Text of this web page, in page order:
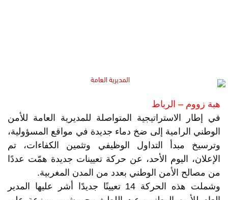
هبة زووم – الرباط
في إطار الاستراتيجية المتواصلة للمديرية العامة للأمن
الوطني الرامية إلى ضخ دماء جديدة في مواقع المسؤولية،
وترسيخ مبدأ التداول الوظيفي وتثمين الكفاءات، تم
الإعلان، اليوم الأحد، عن حركة تعيينات جديدة همّت عددًا
من مصالح الأمن الوطني بعدد من المدن المغربية.
وشملت هذه الحركة 14 تعيينًا جديدًا أشر عليها المدير